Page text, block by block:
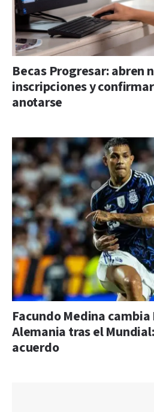
Becas Progresar: abren
inscripciones y
anotarse
Facundo Medina cambia
Alemania tras el
acuerdo